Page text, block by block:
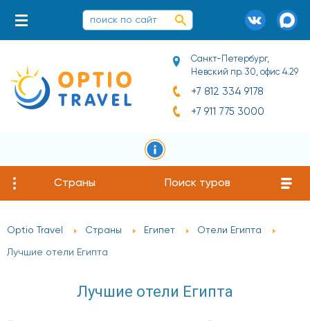
Санкт-Петербург,
Невский пр. 30, офис 4.29
+7 812 334 9178
+7 911 775 3000
Страны Поиск туров
Optio Travel Страны Египет Отели Египта
Лучшие отели Египта
Лучшие отели Египта